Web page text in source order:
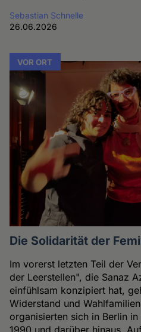
Sebastian Schnelle
26.06.2026
VOR ORT
Die Solidarität der
Im vorerst letzten Teil der
der Leerstellen", die Sanaz
einfühlsam konzipiert hat,
Widerstand und
organisierten sich in Berlin
1990 und darüber hinaus.